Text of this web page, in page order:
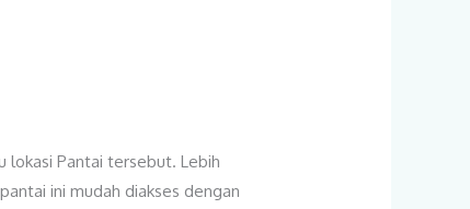
lokasi Pantai tersebut. Lebih
ini mudah diakses dengan